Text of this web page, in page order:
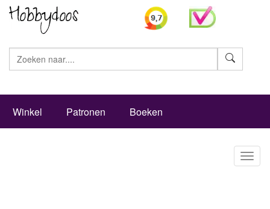
Winkel Patronen Boeken